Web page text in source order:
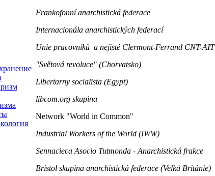
Frankofonní anarchistická federace
Internacionála anarchistických federací
Unie pracovníků a nejisté Clermont-Ferrand CNT-AIT
"Světová revoluce" (Chorvatsko)
Libertarny socialista (Egypt)
libcom.org skupina
Network "World in Common"
Industrial Workers of the World (IWW)
Sennacieca Asocio Tutmonda - Anarchistická frakce
Bristol skupina anarchistická federace (Velká Británie)